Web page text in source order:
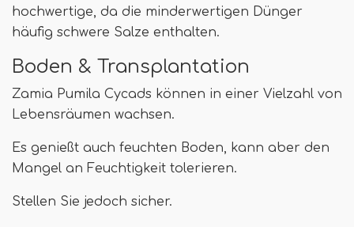
hochwertige, da die minderwertigen Dünger
häufig schwere Salze enthalten.
Boden & Transplantation
Zamia Pumila Cycads können in einer Vielzahl von
Lebensräumen wachsen.
Es genießt auch feuchten Boden, kann aber den
Mangel an Feuchtigkeit tolerieren.
Stellen Sie jedoch sicher.